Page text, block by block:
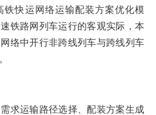
铁快运网络运输配装方案优化模
铁路网列车运行的客观实际，本
络中开行非跨线列车与跨线列车
求运输路径选择、配装方案生成